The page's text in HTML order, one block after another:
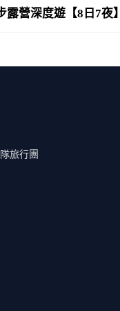
露營深度遊【8日7夜
旅行團